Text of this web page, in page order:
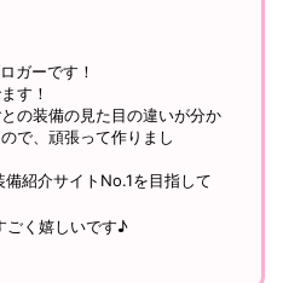
ガーです！
す！
の装備の見た目の違いが分か
で、頑張って作りまし
紹介サイトNo.1を目指して
ごく嬉しいです♪